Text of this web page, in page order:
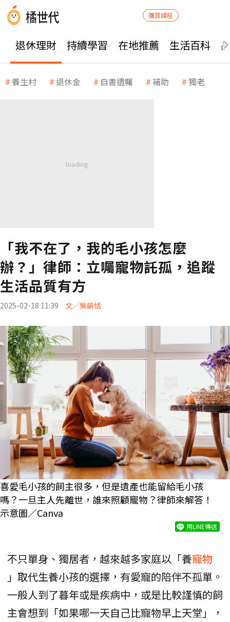
購買課程
退休理財 持續學習 在地推薦 生活百科
養生村 退休金 自書遺囑 補助 獨老
「我不在了，我的毛小孩怎麼
辦？」律師：立囑寵物託孤，追蹤
生活品質有方
2025-02-18 11:39 文／吳韻恬
喜愛毛小孩的飼主很多，但是遺產也能留給毛小孩
嗎？一旦主人先離世，誰來照顧寵物？律師來解答！
示意圖／Canva
用LINE傳送
不只單身、獨居者，越來越多家庭以「養寵物
」取代生養小孩的選擇，有愛寵的陪伴不孤單。
一般人到了暮年或是疾病中，或是比較謹慎的飼
主會想到「如果哪一天自己比寵物早上天堂」，